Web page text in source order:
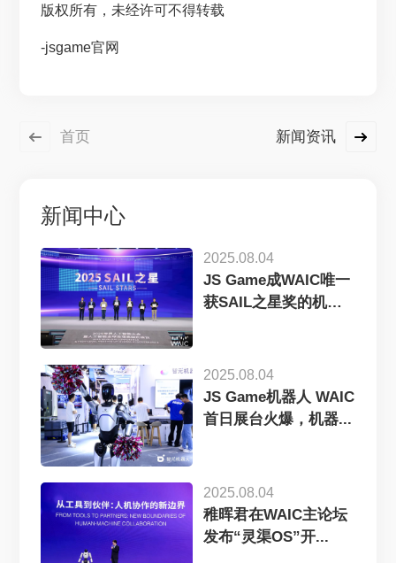
版权所有，未经许可不得转载
-jsgame官网
首页 新闻资讯
新闻中心
2025.08.04
JS Game成WAIC唯一
获SAIL之星奖的机
2025.08.04
JS Game机器人 WAIC
首日展台火爆，机器...
2025.08.04
稚晖君在WAIC主论坛
发布“灵渠OS”开...